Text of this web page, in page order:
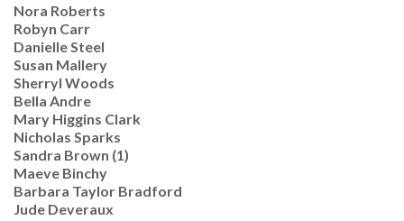
Nora Roberts
Robyn Carr
Danielle Steel
Susan Mallery
Sherryl Woods
Bella Andre
Mary Higgins Clark
Nicholas Sparks
Sandra Brown (1)
Maeve Binchy
Barbara Taylor Bradford
Jude Deveraux